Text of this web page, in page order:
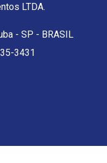
LTDA.
- SP - BRASIL
3431